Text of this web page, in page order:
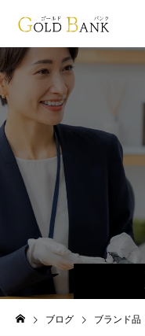
ブログ ブランド品